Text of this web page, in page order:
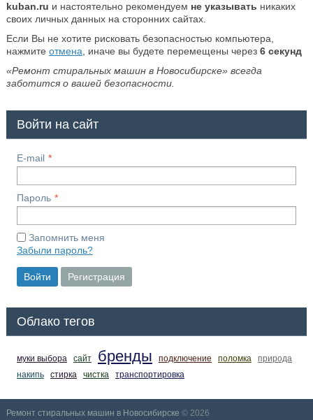
kuban.ru и настоятельно рекомендуем не указывать никаких
своих личных данных на сторонних сайтах.
Если Вы не хотите рисковать безопасностью компьютера,
нажмите отмена , иначе вы будете перемещены через 6секунд
«Ремонт стиральных машин в Новосибирске» всегда
заботится о вашей безопасности.
Войти на сайт
E-mail
Пароль
Запомнить меня
Забыли пароль?
Войти Регистрация
Облако тегов
муки выбора сайт бренды подключение поломка
природа
накипь
стирка чистка транспортировка
Ремонт стиральных машин в Новосибирске © 2026